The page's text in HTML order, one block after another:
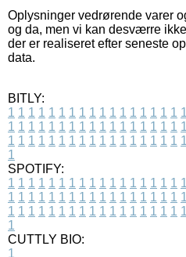
Oplysninger vedrørende varer
og da, men vi kan desværre
der er realiseret efter seneste
data.
BITLY:
1 1 1 1 1 1 1 1 1 1 1 1 1 1 1 1 1 1
1 1 1 1 1 1 1 1 1 1 1 1 1 1 1 1 1 1
1 1 1 1 1 1 1 1 1 1 1 1 1 1 1 1 1 1
1
SPOTIFY:
1 1 1 1 1 1 1 1 1 1 1 1 1 1 1 1 1 1
1 1 1 1 1 1 1 1 1 1 1 1 1 1 1 1 1 1
1 1 1 1 1 1 1 1 1 1 1 1 1 1 1 1 1 1
1
CUTTLY BIO:
1